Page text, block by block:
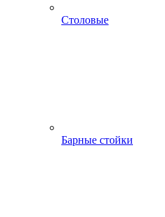
Столовые
Барные стойки